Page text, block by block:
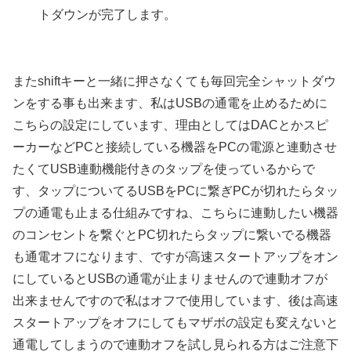
トダウンが完了します。
またshiftキーと一緒に押さなくても毎回完全シャットダウ
ンをする事も出来ます、私はUSBの通電を止めるために
こちらの設定にしています、理由としてはDACとかスピ
ーカーなどPCと接続している機器をPCの電源と連動させ
たくてUSB連動機能付きのタップを使っているからで
す、タップについてるUSBをPCに繋ぎPCが切れたらタッ
プの通電も止まる仕組みですね、こちらに連動したい機器
のコンセントを繋ぐとPC切れたらタップに繋いでる機器
も通電オフになります、ですが高速スタートアップをオン
にしているとUSBの通電が止まりませんので連動オフが
出来ませんですので私はオフで使用しています、後は高速
スタートアップをオフにしてもマザボの設定も変えないと
通電してしまうので連動オフを試し見られる方はご注意下